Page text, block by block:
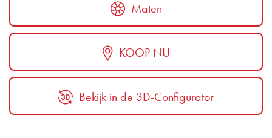
Maten
KOOP NU
Bekijk in de 3D-Configurator